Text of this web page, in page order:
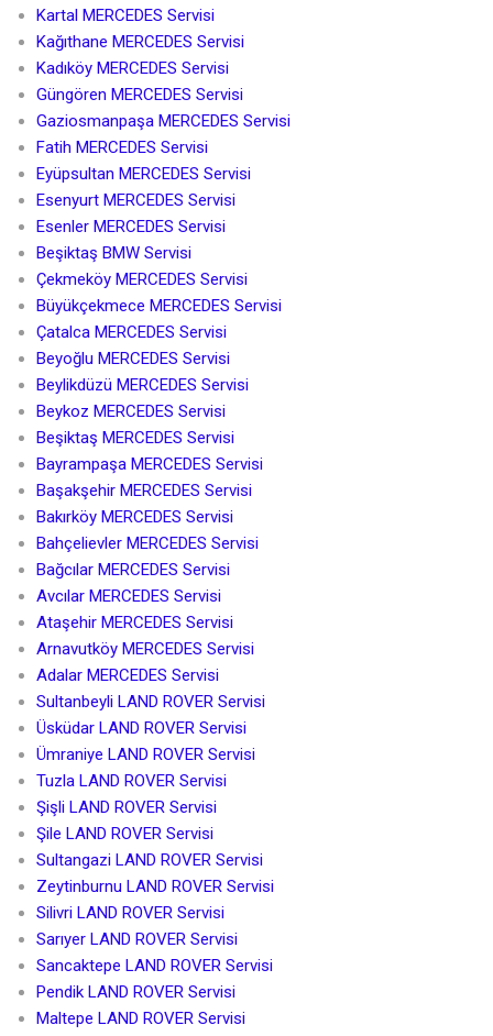
Kartal MERCEDES Servisi
Kağıthane MERCEDES Servisi
Kadıköy MERCEDES Servisi
Güngören MERCEDES Servisi
Gaziosmanpaşa MERCEDES Servisi
Fatih MERCEDES Servisi
Eyüpsultan MERCEDES Servisi
Esenyurt MERCEDES Servisi
Esenler MERCEDES Servisi
Beşiktaş BMW Servisi
Çekmeköy MERCEDES Servisi
Büyükçekmece MERCEDES Servisi
Çatalca MERCEDES Servisi
Beyoğlu MERCEDES Servisi
Beylikdüzü MERCEDES Servisi
Beykoz MERCEDES Servisi
Beşiktaş MERCEDES Servisi
Bayrampaşa MERCEDES Servisi
Başakşehir MERCEDES Servisi
Bakırköy MERCEDES Servisi
Bahçelievler MERCEDES Servisi
Bağcılar MERCEDES Servisi
Avcılar MERCEDES Servisi
Ataşehir MERCEDES Servisi
Arnavutköy MERCEDES Servisi
Adalar MERCEDES Servisi
Sultanbeyli LAND ROVER Servisi
Üsküdar LAND ROVER Servisi
Ümraniye LAND ROVER Servisi
Tuzla LAND ROVER Servisi
Şişli LAND ROVER Servisi
Şile LAND ROVER Servisi
Sultangazi LAND ROVER Servisi
Zeytinburnu LAND ROVER Servisi
Silivri LAND ROVER Servisi
Sarıyer LAND ROVER Servisi
Sancaktepe LAND ROVER Servisi
Pendik LAND ROVER Servisi
Maltepe LAND ROVER Servisi